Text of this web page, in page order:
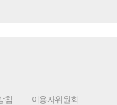
침 이용자위원회